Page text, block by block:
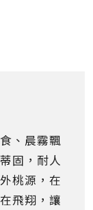
、晨霧飄
固，耐人
桃源，在
飛翔，讓